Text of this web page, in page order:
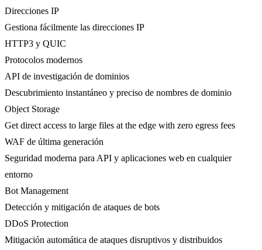
Direcciones IP
Gestiona fácilmente las direcciones IP
HTTP3 y QUIC
Protocolos modernos
API de investigación de dominios
Descubrimiento instantáneo y preciso de nombres de dominio
Object Storage
Get direct access to large files at the edge with zero egress fees
WAF de última generación
Seguridad moderna para API y aplicaciones web en cualquier
entorno
Bot Management
Detección y mitigación de ataques de bots
DDoS Protection
Mitigación automática de ataques disruptivos y distribuidos